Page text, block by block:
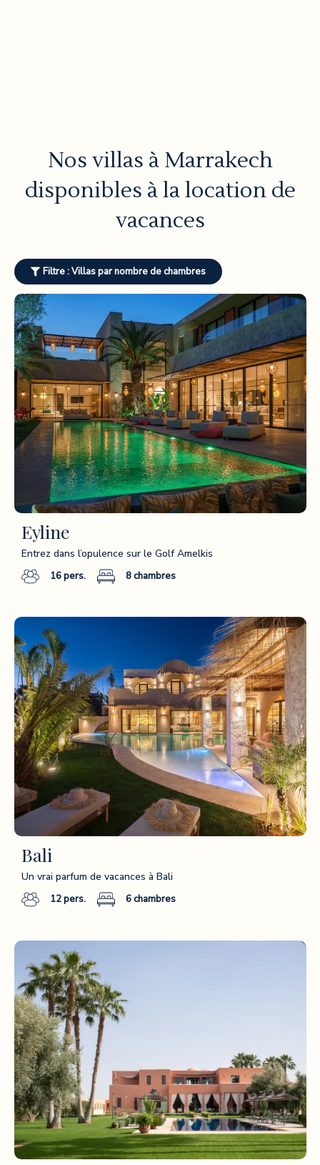
Nos villas à Marrakech
disponibles à la location de
vacances
Filtre : Villas par nombre de chambres
Eyline
Entrez dans l’opulence sur le Golf Amelkis
16pers. 8chambres
Bali
Un vrai parfum de vacances à Bali
12pers. 6chambres